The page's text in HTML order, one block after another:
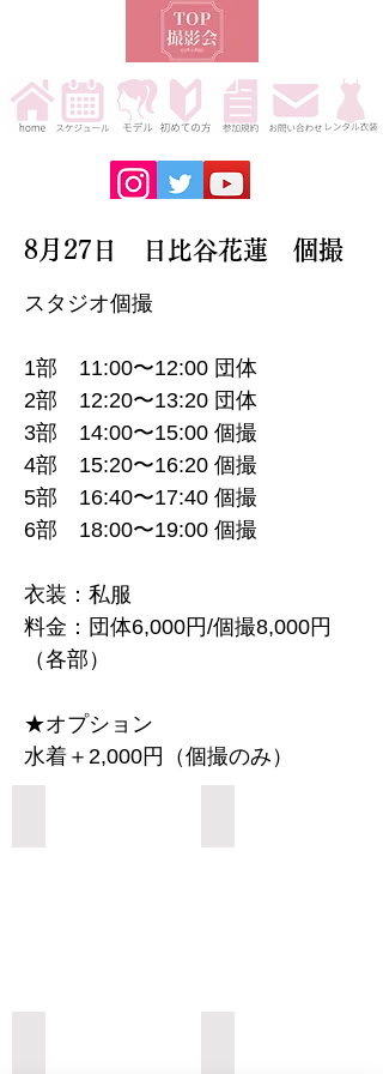
8月27日 日比谷花蓮 個撮
スタジオ個撮
1部 11:00〜12:00 団体
2部 12:20〜13:20 団体
3部 14:00〜15:00 個撮
4部 15:20〜16:20 個撮
5部 16:40〜17:40 個撮
6部 18:00〜19:00 個撮
衣装：私服
料金：団体6,000円/個撮8,000円
（各部）
★オプション
水着＋2,000円（個撮のみ）